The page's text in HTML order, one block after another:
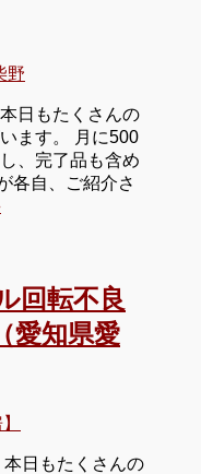
野
日もたくさんの
ます。 月に500
、完了品も含め
各自、ご紹介さ
回転不良
愛知県愛
日もたくさんの